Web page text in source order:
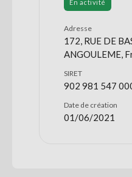
En activité
Adresse
172, RUE DE
ANGOULEME,
SIRET
902 981 547
Date de création
01/06/2021